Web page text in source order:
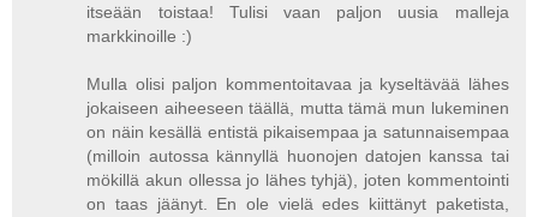
itseään toistaa! Tulisi vaan paljon uusia malleja
markkinoille :)
Mulla olisi paljon kommentoitavaa ja kyseltävää lähes
jokaiseen aiheeseen täällä, mutta tämä mun lukeminen
on näin kesällä entistä pikaisempaa ja satunnaisempaa
(milloin autossa kännyllä huonojen datojen kanssa tai
mökillä akun ollessa jo lähes tyhjä), joten kommentointi
on taas jäänyt. En ole vielä edes kiittänyt paketista,